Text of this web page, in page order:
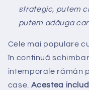
strategic, putem
putem adăuga
Cele mai populare
în continuă
intemporale rămân
case. Acestea